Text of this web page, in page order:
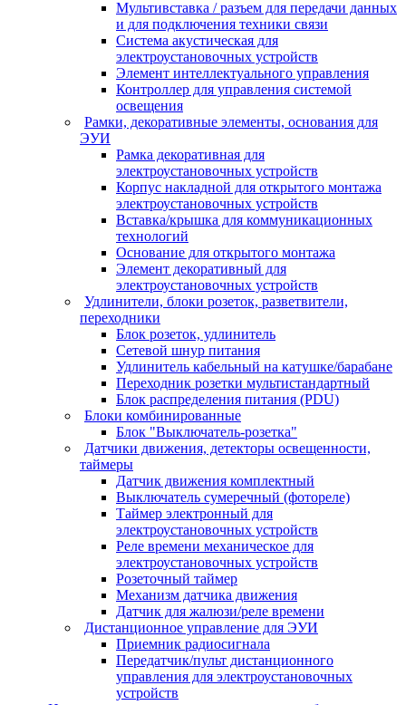
Мультивставка / разъем для передачи данных
и для подключения техники связи
Система акустическая для
электроустановочных устройств
Элемент интеллектуального управления
Контроллер для управления системой
освещения
Рамки, декоративные элементы, основания для
ЭУИ
Рамка декоративная для
электроустановочных устройств
Корпус накладной для открытого монтажа
электроустановочных устройств
Вставка/крышка для коммуникационных
технологий
Основание для открытого монтажа
Элемент декоративный для
электроустановочных устройств
Удлинители, блоки розеток, разветвители,
переходники
Блок розеток, удлинитель
Сетевой шнур питания
Удлинитель кабельный на катушке/барабане
Переходник розетки мультистандартный
Блок распределения питания (PDU)
Блоки комбинированные
Блок "Выключатель-розетка"
Датчики движения, детекторы освещенности,
таймеры
Датчик движения комплектный
Выключатель сумеречный (фотореле)
Таймер электронный для
электроустановочных устройств
Реле времени механическое для
электроустановочных устройств
Розеточный таймер
Механизм датчика движения
Датчик для жалюзи/реле времени
Дистанционное управление для ЭУИ
Приемник радиосигнала
Передатчик/пульт дистанционного
управления для электроустановочных
устройств